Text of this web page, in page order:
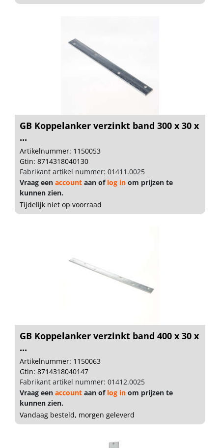
GB Koppelanker verzinkt band 300 x 30 x
...
Artikelnummer: 1150053
Gtin: 8714318040130
Fabrikant artikel nummer: 01411.0025
Vraag een account aan of log in om prijzen te
kunnen zien.
Tijdelijk niet op voorraad
GB Koppelanker verzinkt band 400 x 30 x
...
Artikelnummer: 1150063
Gtin: 8714318040147
Fabrikant artikel nummer: 01412.0025
Vraag een account aan of log in om prijzen te
kunnen zien.
Vandaag besteld, morgen geleverd